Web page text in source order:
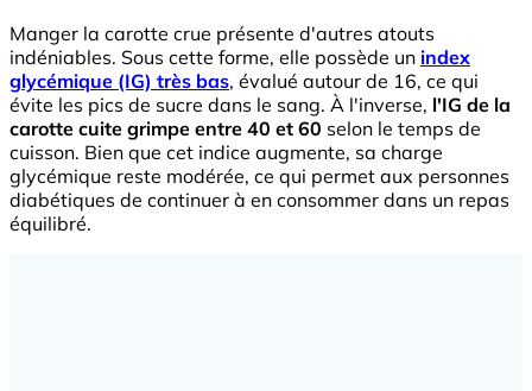
Manger la carotte crue présente d'autres atouts
indéniables. Sous cette forme, elle possède un index
glycémique (IG) très bas, évalué autour de 16, ce qui
évite les pics de sucre dans le sang. À l'inverse, l'IG de la
carotte cuite grimpe entre 40 et 60 selon le temps de
cuisson. Bien que cet indice augmente, sa charge
glycémique reste modérée, ce qui permet aux personnes
diabétiques de continuer à en consommer dans un repas
équilibré.